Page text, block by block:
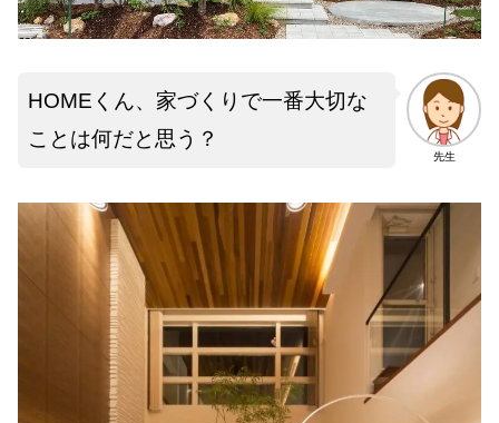
先生
HOMEくん、家づくりで一番大切な
ことは何だと思う？